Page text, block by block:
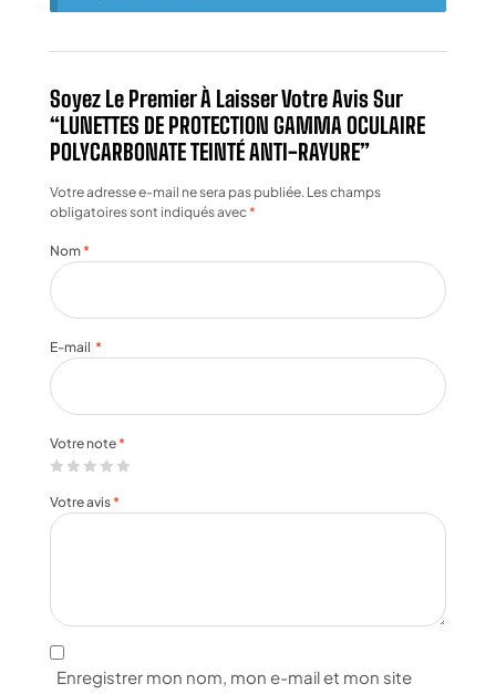
Soyez Le Premier À Laisser Votre Avis Sur
“LUNETTES DE PROTECTION GAMMA OCULAIRE
POLYCARBONATE TEINTÉ ANTI-RAYURE”
Votre adresse e-mail ne sera pas publiée. Les champs
obligatoires sont indiqués avec*
Votre note *
Votre avis *
Nom *
E-mail *
Enregistrer mon nom, mon e-mail et mon site